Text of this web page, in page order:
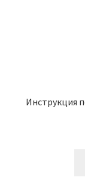
Инструкция